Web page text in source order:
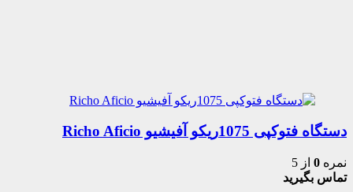
دستگاه فتوکپی 1075ریکو آفیشیو Richo Aficio
نمره 0 از 5
تماس بگیرید